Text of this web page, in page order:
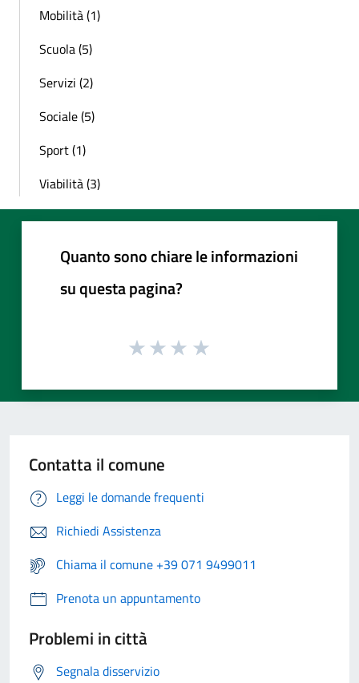
Mobilità (1)
Scuola (5)
Servizi (2)
Sociale (5)
Sport (1)
Viabilità (3)
Quanto sono chiare le informazioni
su questa pagina?
Contatta il comune
Leggi le domande frequenti
Richiedi Assistenza
Chiama il comune +39 071 9499011
Prenota un appuntamento
Problemi in città
Segnala disservizio